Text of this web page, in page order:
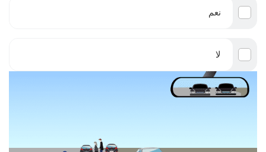
نعم
لا